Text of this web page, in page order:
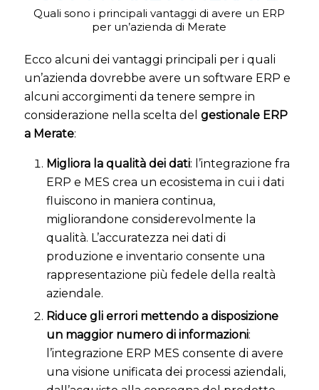
Quali sono i principali vantaggi di avere un ERP
per un’azienda di Merate
Ecco alcuni dei vantaggi principali per i quali
un’azienda dovrebbe avere un software ERP e
alcuni accorgimenti da tenere sempre in
considerazione nella scelta del gestionale ERP
a Merate:
Migliora la qualità dei dati: l’integrazione fra
ERP e MES crea un ecosistema in cui i dati
fluiscono in maniera continua,
migliorandone considerevolmente la
qualità. L’accuratezza nei dati di
produzione e inventario consente una
rappresentazione più fedele della realtà
aziendale.
Riduce gli errori mettendo a disposizione
un maggior numero di informazioni:
l’integrazione ERP MES consente di avere
una visione unificata dei processi aziendali,